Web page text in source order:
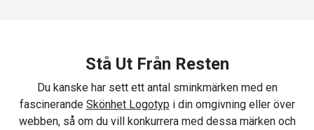
Stå Ut Från Resten
Du kanske har sett ett antal sminkmärken med en
fascinerande Skönhet Logotyp i din omgivning eller över
webben, så om du vill konkurrera med dessa märken och